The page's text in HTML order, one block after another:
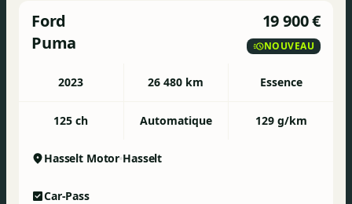
Ford
Puma
19 900 €
NOUVEAU
2023 26 480 km Essence
125 ch Automatique 129 g/km
Hasselt Motor Hasselt
Car-Pass